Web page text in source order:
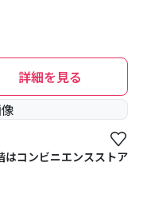
詳細を見る
コンビニエンスストア